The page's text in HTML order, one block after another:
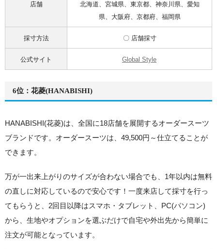
店舗
北海道、宮城県、東京都、神奈川県、愛知
県、大阪府、京都府、福岡県
採寸方法 〇 店舗採寸
公式サイト Global Style
6位：花菱(HANABISHI)
HANABISHI(花菱)は、全国に18店舗を展開するオーダースーツ
ブランドです。オーダースーツは、49,500円～仕立てることが
できます。
万が一出来上がりのサイズが合わない場合でも、 1年以内は無料
の直しに対応しているので安心です！一度来店して採寸を行っ
てもらうと、 2回目以降はスマホ・タブレット、PC(パソコン)
から、生地やオプションを選ぶだけで自宅や外出先から簡単に
注文が可能となっています。